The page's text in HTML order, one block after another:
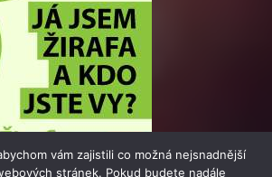
vám zajistili co možná nejsnadnější
stránek. Pokud budete nadále